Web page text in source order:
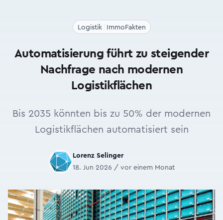
Logistik ImmoFakten
Automatisierung führt zu steigender
Nachfrage nach modernen
Logistikflächen
Bis 2035 könnten bis zu 50% der modernen
Logistikflächen automatisiert sein
Lorenz Selinger
18. Jun 2026 / vor einem Monat